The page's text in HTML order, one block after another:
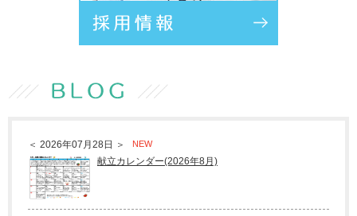
＜ 2026年07月28日 ＞ NEW
献立カレンダー(2026年8月)